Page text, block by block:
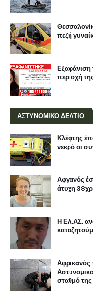
πεζή
Εξαφάνιση
περιοχή
ΑΣΤΥΝΟΜΙΚΟ ΔΕΛΤΙΟ
Κλέφτης
νεκρό οι
Αφγανός
άτυχη
Η ΕΛ.ΑΣ.
Αφρικανός
σταθμό